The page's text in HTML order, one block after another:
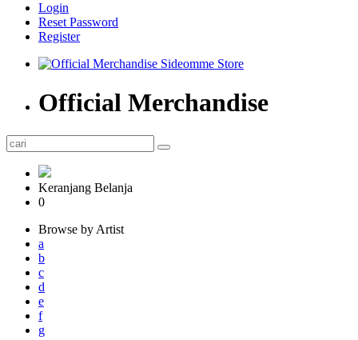
Login
Reset Password
Register
Official Merchandise
Keranjang Belanja
0
Browse by Artist
a
b
c
d
e
f
g